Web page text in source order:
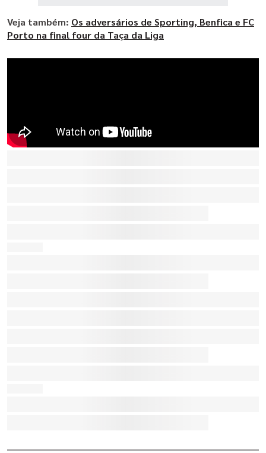
Veja também: Os adversários de Sporting, Benfica e FC
Porto na final four da Taça da Liga